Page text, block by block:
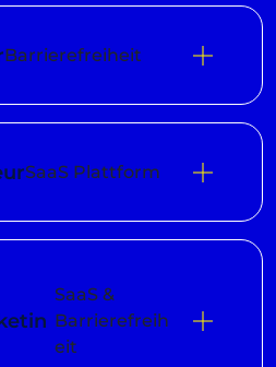
Barrierefreiheit
SaaS Plattform
SaaS &
Barrierefreih
eit